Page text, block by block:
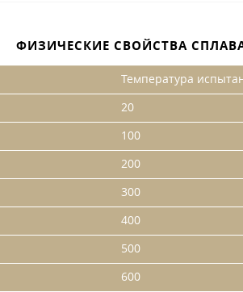
ФИЗИЧЕСКИЕ СВОЙСТВА
Температура
20
100
200
300
400
500
600